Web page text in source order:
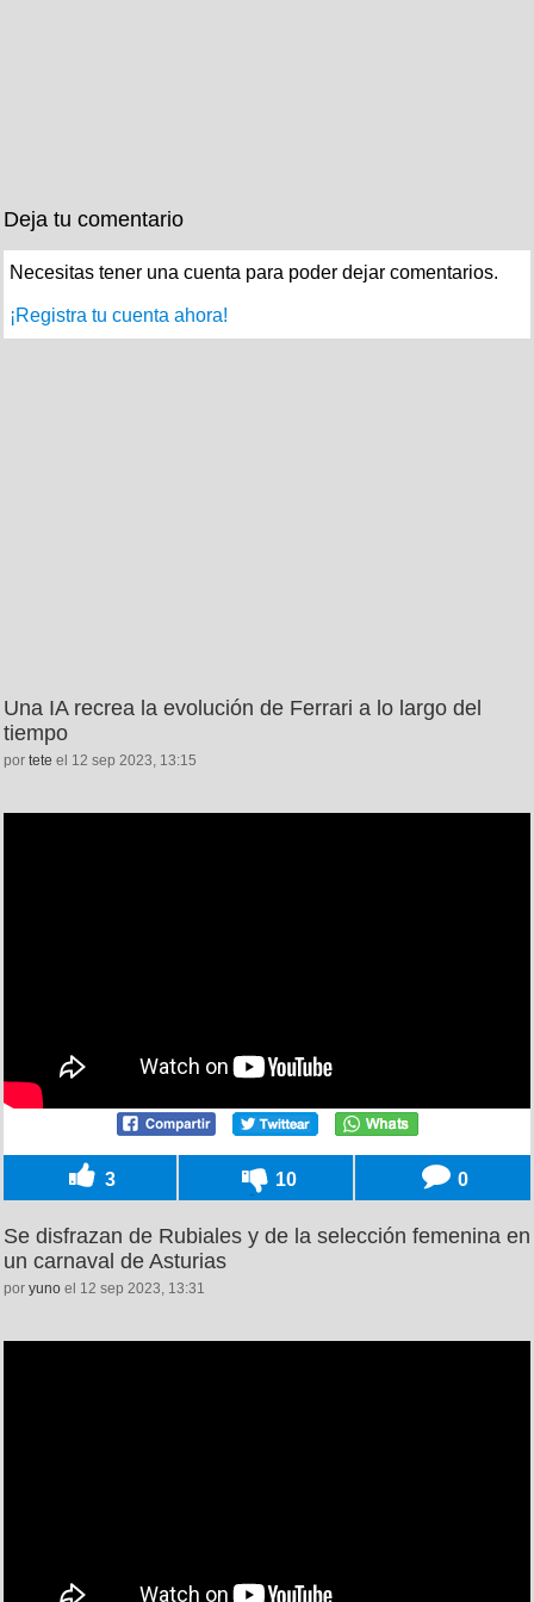
Deja tu comentario
Necesitas tener una cuenta para poder dejar comentarios.
¡Registra tu cuenta ahora!
Una IA recrea la evolución de Ferrari a lo largo del
tiempo
por tete el 12 sep 2023, 13:15
3 10 0
Se disfrazan de Rubiales y de la selección femenina en
un carnaval de Asturias
por yuno el 12 sep 2023, 13:31